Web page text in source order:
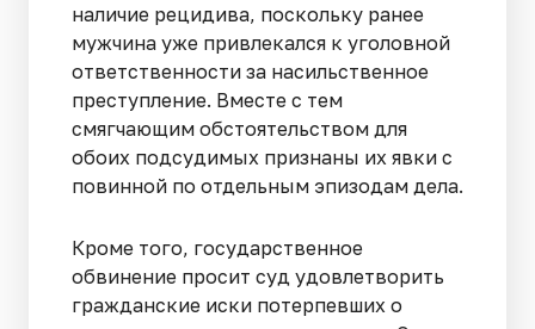
наличие рецидива, поскольку ранее
мужчина уже привлекался к уголовной
ответственности за насильственное
преступление. Вместе с тем
смягчающим обстоятельством для
обоих подсудимых признаны их явки с
повинной по отдельным эпизодам дела.
Кроме того, государственное
обвинение просит суд удовлетворить
гражданские иски потерпевших о